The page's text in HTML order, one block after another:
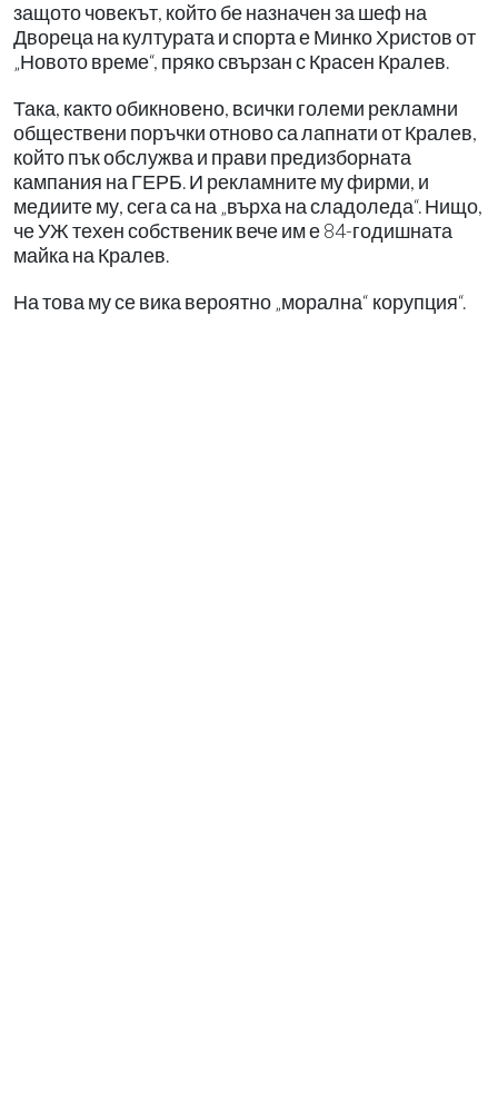
защото човекът, който бе назначен за шеф на
Двореца на културата и спорта е Минко Христов от
„Новото време“, пряко свързан с Красен Кралев.
Така, както обикновено, всички големи рекламни
обществени поръчки отново са лапнати от Кралев,
който пък обслужва и прави предизборната
кампания на ГЕРБ. И рекламните му фирми, и
медиите му, сега са на „върха на сладоледа“. Нищо,
че УЖ техен собственик вече им е 84-годишната
майка на Кралев.
На това му се вика вероятно „морална“ корупция“.